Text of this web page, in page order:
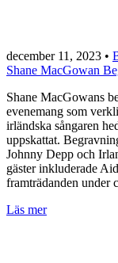
december 11, 2023 •
Shane MacGowan
Shane MacGowans
evenemang som
irländska sångaren
uppskattat.
Johnny Depp och
gäster inkluderade
framträdanden
Läs mer